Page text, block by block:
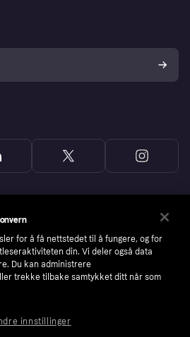
for å få nettstedet til å fungere, og for
din. Vi deler også data
Du kan administrere
trekke tilbake samtykket ditt når som
innstillinger